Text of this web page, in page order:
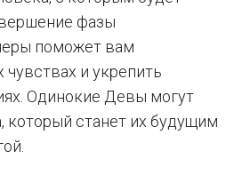
фазы
поможет вам
чувствах и укрепить
Одинокие Девы могут
который станет их будущим